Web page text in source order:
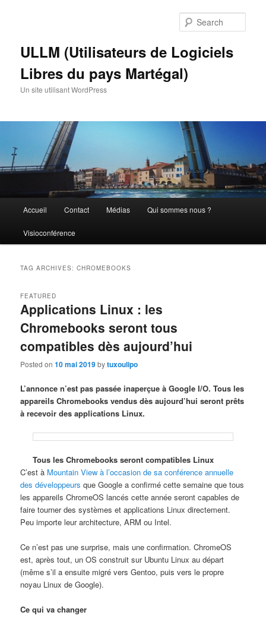
ULLM (Utilisateurs de Logiciels
Libres du pays Martégal)
Un site utilisant WordPress
Accueil Contact Médias Qui sommes nous ?
Visioconférence
TAG ARCHIVES:CHROMEBOOKS
Applications Linux : les
Chromebooks seront tous
compatibles dès aujourd’hui
FEATURED
Posted on10 mai 2019bytuxoulipo
L’annonce n’est pas passée inaperçue à Google I/O. Tous les
appareils Chromebooks vendus dès aujourd’hui seront prêts
à recevoir des applications Linux.
Tous les Chromebooks seront compatibles Linux
C’est à Mountain View à l’occasion de sa conférence annuelle
des développeurs que Google a confirmé cette semaine que tous
les appareils ChromeOS lancés cette année seront capables de
faire tourner des systèmes et applications Linux directement.
Peu importe leur architecture, ARM ou Intel.
Ce n’est pas une surprise, mais une confirmation. ChromeOS
est, après tout, un OS construit sur Ubuntu Linux au départ
(même s’il a ensuite migré vers Gentoo, puis vers le propre
noyau Linux de Google).
Ce qui va changer